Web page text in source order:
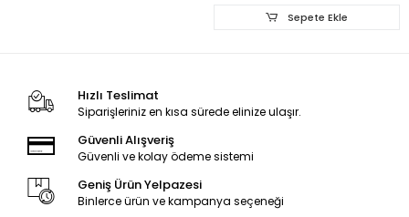
Sepete Ekle
Hızlı Teslimat
Siparişleriniz en kısa sürede elinize ulaşır.
Güvenli Alışveriş
Güvenli ve kolay ödeme sistemi
Geniş Ürün Yelpazesi
Binlerce ürün ve kampanya seçeneği